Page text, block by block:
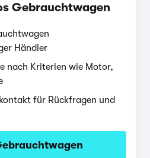
Gebrauchtwagen
Händler
nach Kriterien wie Motor,
für Rückfragen und